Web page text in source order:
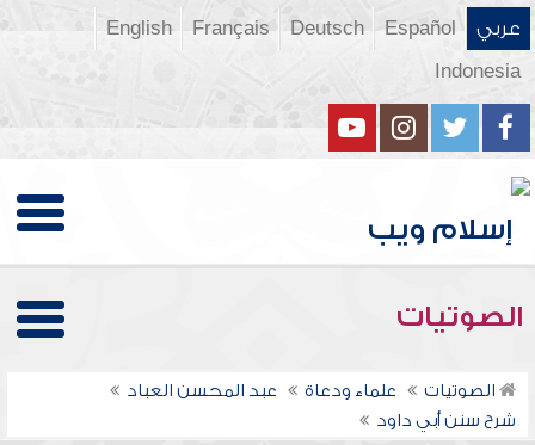
عربي Español
Deutsch
Français
English
Indonesia
الصوتيات
الصوتيات علماء ودعاة
عبد المحسن العباد
شرح سنن أبي داود